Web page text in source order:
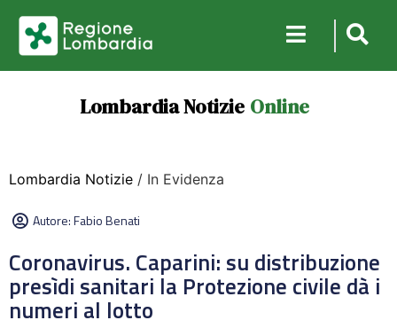
Lombardia Notizie Online
Lombardia Notizie / In Evidenza
Autore:Fabio Benati
Coronavirus. Caparini: su distribuzione
presìdi sanitari la Protezione civile dà i
numeri al lotto